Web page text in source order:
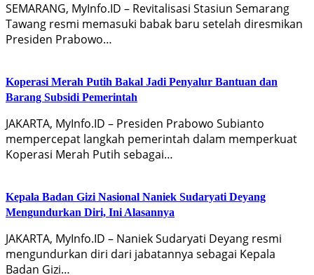
SEMARANG, MyInfo.ID – Revitalisasi Stasiun Semarang
Tawang resmi memasuki babak baru setelah diresmikan
Presiden Prabowo…
Koperasi Merah Putih Bakal Jadi Penyalur Bantuan dan
Barang Subsidi Pemerintah
JAKARTA, MyInfo.ID – Presiden Prabowo Subianto
mempercepat langkah pemerintah dalam memperkuat
Koperasi Merah Putih sebagai…
Kepala Badan Gizi Nasional Naniek Sudaryati Deyang
Mengundurkan Diri, Ini Alasannya
JAKARTA, MyInfo.ID – Naniek Sudaryati Deyang resmi
mengundurkan diri dari jabatannya sebagai Kepala
Badan Gizi…